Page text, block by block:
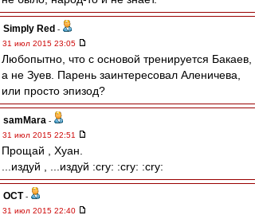
Simply Red -
31 июл 2015 23:05
Любопытно, что с основой тренируется Бакаев,
а не Зуев. Парень заинтересовал Аленичева,
или просто эпизод?
samMara -
31 июл 2015 22:51
Прощай , Хуан.
...издуй , ...издуй :cry: :cry: :cry:
ОСТ -
31 июл 2015 22:40